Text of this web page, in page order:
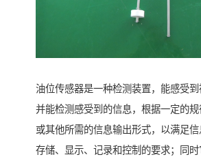
油位传感器是一种检测装置，能感受到
并能检测感受到的信息，根据一定的
或其他所需的信息输出形式，以满足信
存储、显示、记录和控制的要求；同